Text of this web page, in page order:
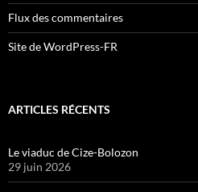
Flux des commentaires
Site de WordPress-FR
ARTICLES RÉCENTS
Le viaduc de Cize-Bolozon
29 juin 2026